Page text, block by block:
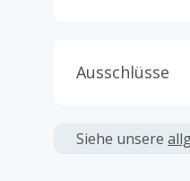
Nach Deinem
Ausschlüsse
verwendet
Siehe unsere